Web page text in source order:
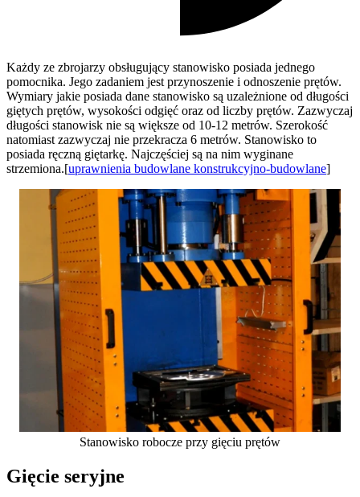
Każdy ze zbrojarzy obsługujący stanowisko posiada jednego
pomocnika. Jego zadaniem jest przynoszenie i odnoszenie prętów.
Wymiary jakie posiada dane stanowisko są uzależnione od długości
giętych prętów, wysokości odgięć oraz od liczby prętów. Zazwyczaj
długości stanowisk nie są większe od 10-12 metrów. Szerokość
natomiast zazwyczaj nie przekracza 6 metrów. Stanowisko to
posiada ręczną giętarkę. Najczęściej są na nim wyginane
strzemiona.[uprawnienia budowlane konstrukcyjno-budowlane]
Stanowisko robocze przy gięciu prętów
Gięcie seryjne